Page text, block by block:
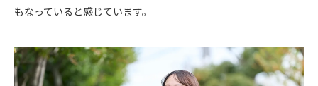
もなっていると感じています。